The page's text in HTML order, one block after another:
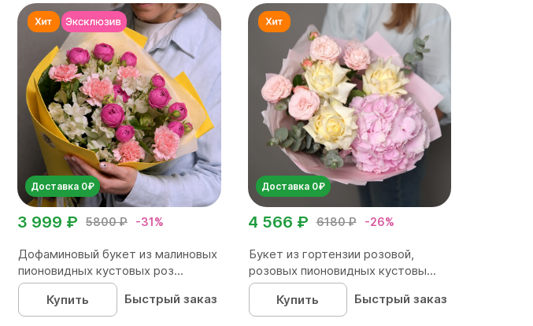
Доставка 0₽
5800 ₽ -31%
3 999 ₽
Дофаминовый букет из малиновых
пионовидных кустовых роз...
Купить
Быстрый заказ
Доставка 0₽
6180 ₽ -26%
4 566 ₽
Букет из гортензии розовой,
розовых пионовидных кустовы...
Купить
Быстрый заказ